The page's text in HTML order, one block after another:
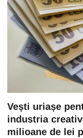
Vești uriașe
industria
milioane de lei